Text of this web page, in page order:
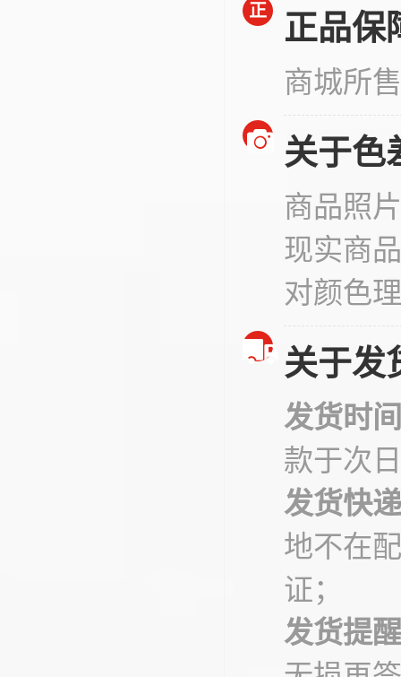
正 正品保
商城所
关于色
商品照
现实商
对颜色
关于发
发货时间
款于次
发货快递
地不在
证；
发货提醒